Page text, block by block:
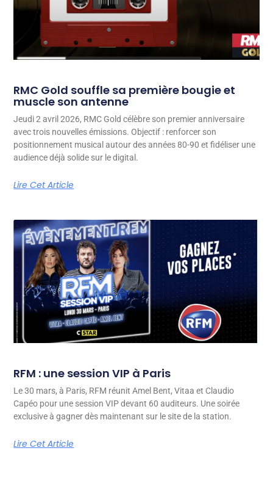
RMC Gold souffle sa première bougie et
muscle son antenne
Jeudi 2 avril 2026, RMC Gold célèbre son premier anniversaire
avec trois nouvelles émissions. Objectif : renforcer son
positionnement musical autour des années 80-90 et fidéliser une
audience déjà solide sur le digital.
Lire Cet Article
RFM : une session VIP à Paris
Le 30 mars, à Paris, RFM réunit Amel Bent, Vitaa et Claudio
Capéo pour une session VIP devant 60 auditeurs. Une soirée
exclusive à gagner dès maintenant sur le site de la station.
Lire Cet Article